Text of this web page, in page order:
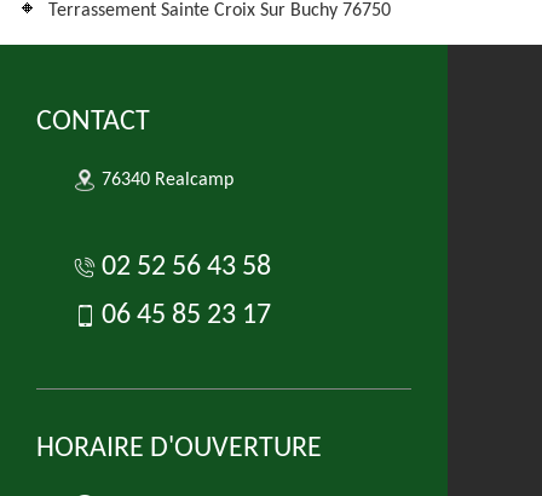
Terrassement Sainte Croix Sur Buchy 76750
CONTACT
76340 Realcamp
02 52 56 43 58
06 45 85 23 17
HORAIRE D'OUVERTURE